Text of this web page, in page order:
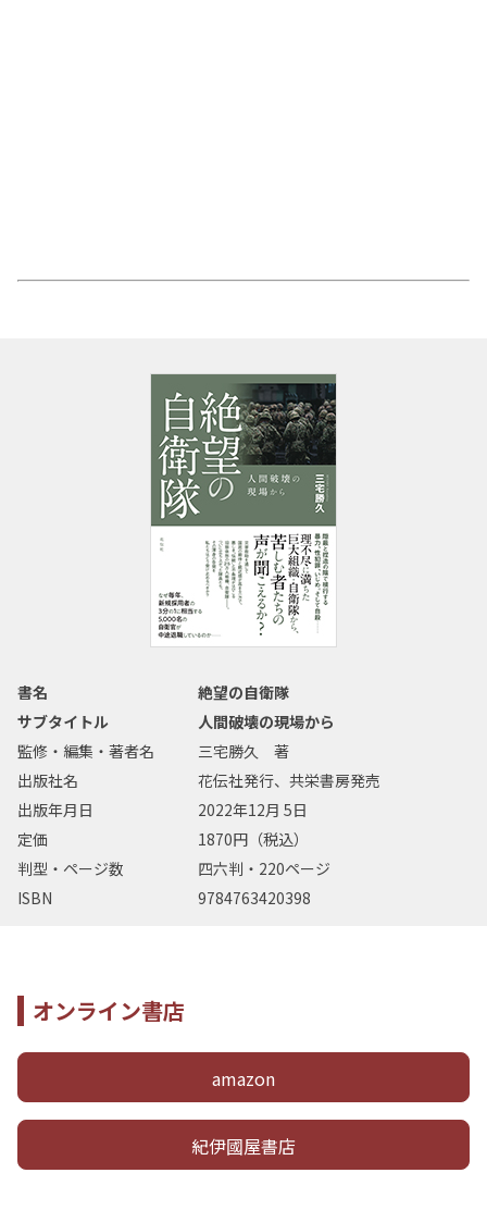
書名
絶望の自衛隊
サブタイトル
人間破壊の現場から
監修・編集・著者名
三宅勝久 著
出版社名
花伝社発行、共栄書房発売
出版年月日
2022年12月 5日
定価
1870円（税込）
判型・ページ数
四六判・220ページ
ISBN
9784763420398
オンライン書店
amazon
紀伊國屋書店